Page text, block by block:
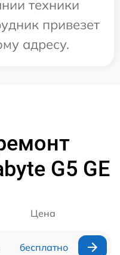
техники
привезет
адресу.
G5 GE
Цена
бесплатно